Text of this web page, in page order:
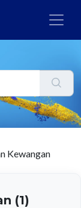
Kewangan
(1)